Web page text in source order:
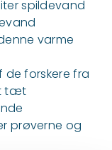
spildevand
varme
de forskere fra
tæt
prøverne og